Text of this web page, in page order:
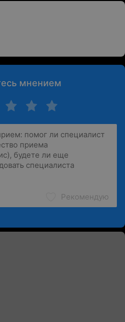
мнением
Рекомендую